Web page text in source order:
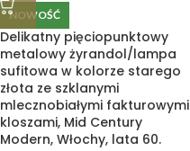
NOWOŚĆ
Delikatny pięciopunktowy
metalowy żyrandol/lampa
sufitowa w kolorze starego
złota ze szklanymi
mlecznobiałymi fakturowymi
kloszami, Mid Century
Modern, Włochy, lata 60.